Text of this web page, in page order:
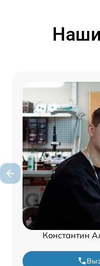
Константин